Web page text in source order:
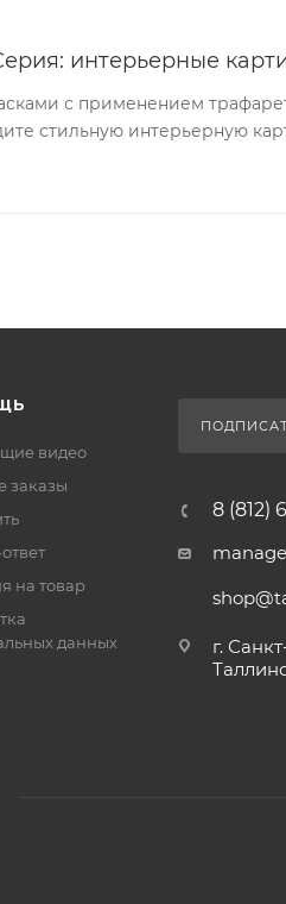
интерьерные
с применением
стильную интерьерную
видео
заказы
на товар
данных
8 (812)
г.